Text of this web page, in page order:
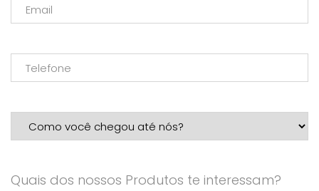
Quais dos nossos Produtos te interessam?